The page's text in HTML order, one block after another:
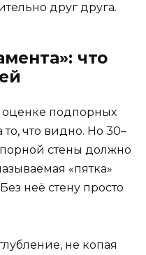
друг друга.
что
оценке подпорных
то, что видно. Но 30–
стены должно
«пятка»
неё стену просто
не копая